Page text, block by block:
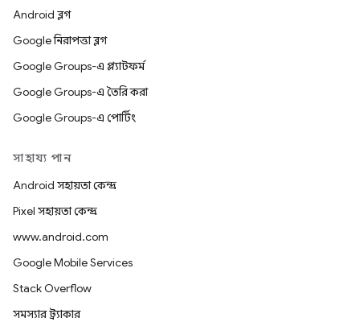
Android ব্লগ
Google নিরাপত্তা ব্লগ
Google Groups-এ প্ল্যাটফর্ম
Google Groups-এ তৈরি করা
Google Groups-এ পোর্টিং
সাহায্য পান
Android সহায়তা কেন্দ্র
Pixel সহায়তা কেন্দ্র
www.android.com
Google Mobile Services
Stack Overflow
সমস্যার ট্র্যাকার